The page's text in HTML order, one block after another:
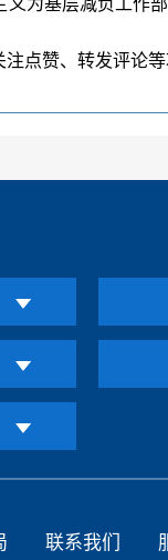
为基层减负工作
点赞、转发评论
局 联系我们